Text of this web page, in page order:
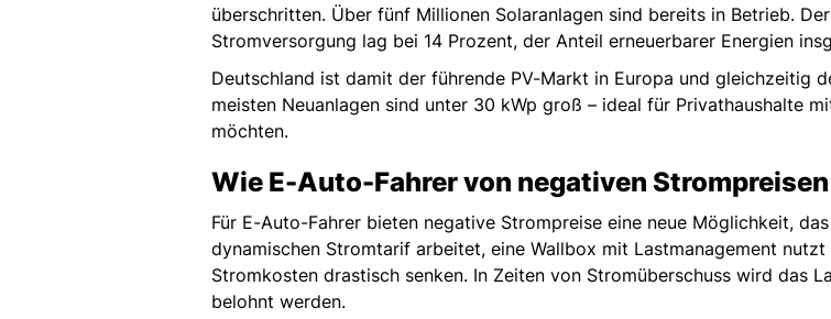
überschritten. Über fünf Millionen Solaranlagen sind bereits in Betrieb.
Stromversorgung lag bei 14 Prozent, der Anteil erneuerbarer Energien
Deutschland ist damit der führende PV-Markt in Europa und gleichzeitig
meisten Neuanlagen sind unter 30 kWp groß – ideal für Privathaushalte
möchten.
Wie E-Auto-Fahrer von negativen
Für E-Auto-Fahrer bieten negative Strompreise eine neue Möglichkeit,
dynamischen Stromtarif arbeitet, eine Wallbox mit Lastmanagement
Stromkosten drastisch senken. In Zeiten von Stromüberschuss wird das
belohnt werden.